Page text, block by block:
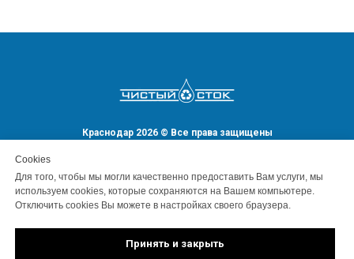
Краснодар 2026 © Все права защищены
Сookies
Для того, чтобы мы могли качественно предоставить Вам услуги, мы
используем cookies, которые сохраняются на Вашем компьютере.
Отключить cookies Вы можете в настройках своего браузера.
Принять и закрыть